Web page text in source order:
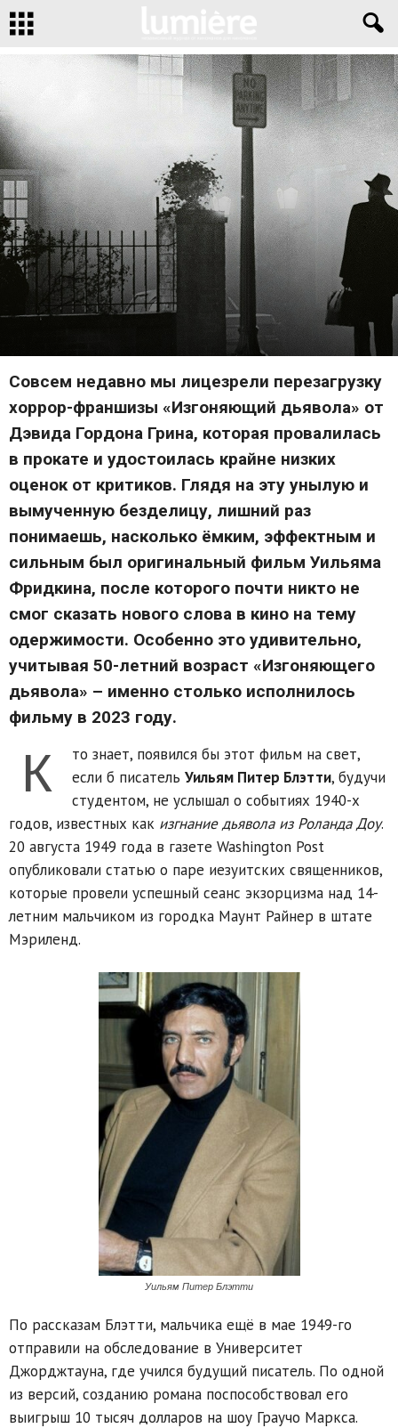
СТАТЬИ НАЗАД В ПРОШЛОЕ
Автор:Антон Смирнов- 21 декабря 2023 0
Совсем недавно мы лицезрели перезагрузку
хоррор-франшизы «Изгоняющий дьявола» от
Дэвида Гордона Грина, которая провалилась
в прокате и удостоилась крайне низких
оценок от критиков. Глядя на эту унылую и
вымученную безделицу, лишний раз
понимаешь, насколько ёмким, эффектным и
сильным был оригинальный фильм Уильяма
Фридкина, после которого почти никто не
cмог сказать нового слова в кино на тему
одержимости. Особенно это удивительно,
учитывая 50-летний возраст «Изгоняющего
дьявола» – именно столько исполнилось
фильму в 2023 году.
К
то знает, появился бы этот фильм на свет,
если б писатель Уильям Питер Блэтти, будучи
студентом, не услышал о событиях 1940-х
годов, известных как изгнание дьявола из Роланда Доу.
20 августа 1949 года в газете Washington Post
опубликовали статью о паре иезуитских священников,
которые провели успешный сеанс экзорцизма над 14-
летним мальчиком из городка Маунт Райнер в штате
Мэриленд.
Уильям Питер Блэтти
По рассказам Блэтти, мальчика ещё в мае 1949-го
отправили на обследование в Университет
Джорджтауна, где учился будущий писатель. По одной
из версий, созданию романа поспособствовал его
выигрыш 10 тысяч долларов на шоу Граучо Маркса.